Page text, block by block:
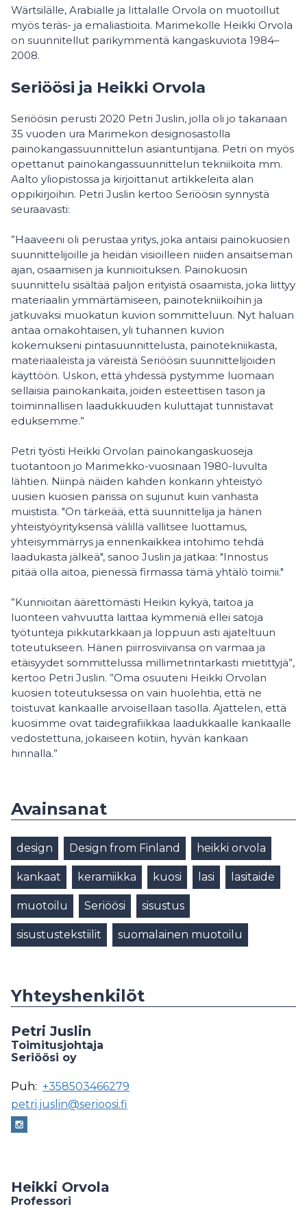
Wärtsilälle, Arabialle ja Iittalalle Orvola on muotoillut
myös teräs- ja emaliastioita. Marimekolle Heikki Orvola
on suunnitellut parikymmentä kangaskuviota 1984–
2008.
Seriöösi ja Heikki Orvola
Seriöösin perusti 2020 Petri Juslin, jolla oli jo takanaan
35 vuoden ura Marimekon designosastolla
painokangassuunnittelun asiantuntijana. Petri on myös
opettanut painokangassuunnittelun tekniikoita mm.
Aalto yliopistossa ja kirjoittanut artikkeleita alan
oppikirjoihin. Petri Juslin kertoo Seriöösin synnystä
seuraavasti:
”Haaveeni oli perustaa yritys, joka antaisi painokuosien
suunnittelijoille ja heidän visioilleen niiden ansaitseman
ajan, osaamisen ja kunnioituksen. Painokuosin
suunnittelu sisältää paljon erityistä osaamista, joka liittyy
materiaalin ymmärtämiseen, painotekniikoihin ja
jatkuvaksi muokatun kuvion sommitteluun. Nyt haluan
antaa omakohtaisen, yli tuhannen kuvion
kokemukseni pintasuunnittelusta, painotekniikasta,
materiaaleista ja väreistä Seriöösin suunnittelijoiden
käyttöön. Uskon, että yhdessä pystymme luomaan
sellaisia painokankaita, joiden esteettisen tason ja
toiminnallisen laadukkuuden kuluttajat tunnistavat
eduksemme.”
Petri työsti Heikki Orvolan painokangaskuoseja
tuotantoon jo Marimekko-vuosinaan 1980-luvulta
lähtien. Niinpä näiden kahden konkarin yhteistyö
uusien kuosien parissa on sujunut kuin vanhasta
muistista. "On tärkeää, että suunnittelija ja hänen
yhteistyöyrityksensä välillä vallitsee luottamus,
yhteisymmärrys ja ennenkaikkea intohimo tehdä
laadukasta jälkeä", sanoo Juslin ja jatkaa: "Innostus
pitää olla aitoa, pienessä firmassa tämä yhtälö toimii."
”Kunnioitan äärettömästi Heikin kykyä, taitoa ja
luonteen vahvuutta laittaa kymmeniä ellei satoja
työtunteja pikkutarkkaan ja loppuun asti ajateltuun
toteutukseen. Hänen piirrosviivansa on varmaa ja
etäisyydet sommittelussa millimetrintarkasti mietittyjä”,
kertoo Petri Juslin. ”Oma osuuteni Heikki Orvolan
kuosien toteutuksessa on vain huolehtia, että ne
toistuvat kankaalle arvoisellaan tasolla. Ajattelen, että
kuosimme ovat taidegrafiikkaa laadukkaalle kankaalle
vedostettuna, jokaiseen kotiin, hyvän kankaan
hinnalla.”
Avainsanat
design Design from Finland heikki orvola
kankaat keramiikka kuosi lasi lasitaide
muotoilu Seriöösi sisustus
sisustustekstiilit suomalainen muotoilu
Yhteyshenkilöt
Petri Juslin
Toimitusjohtaja
Seriöösi oy
Puh: +358503466279
petri.juslin@serioosi.fi
Heikki Orvola
Professori